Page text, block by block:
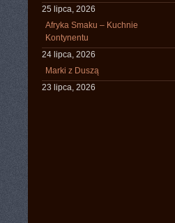
25 lipca, 2026
Afryka Smaku – Kuchnie
Kontynentu
24 lipca, 2026
Marki z Duszą
23 lipca, 2026